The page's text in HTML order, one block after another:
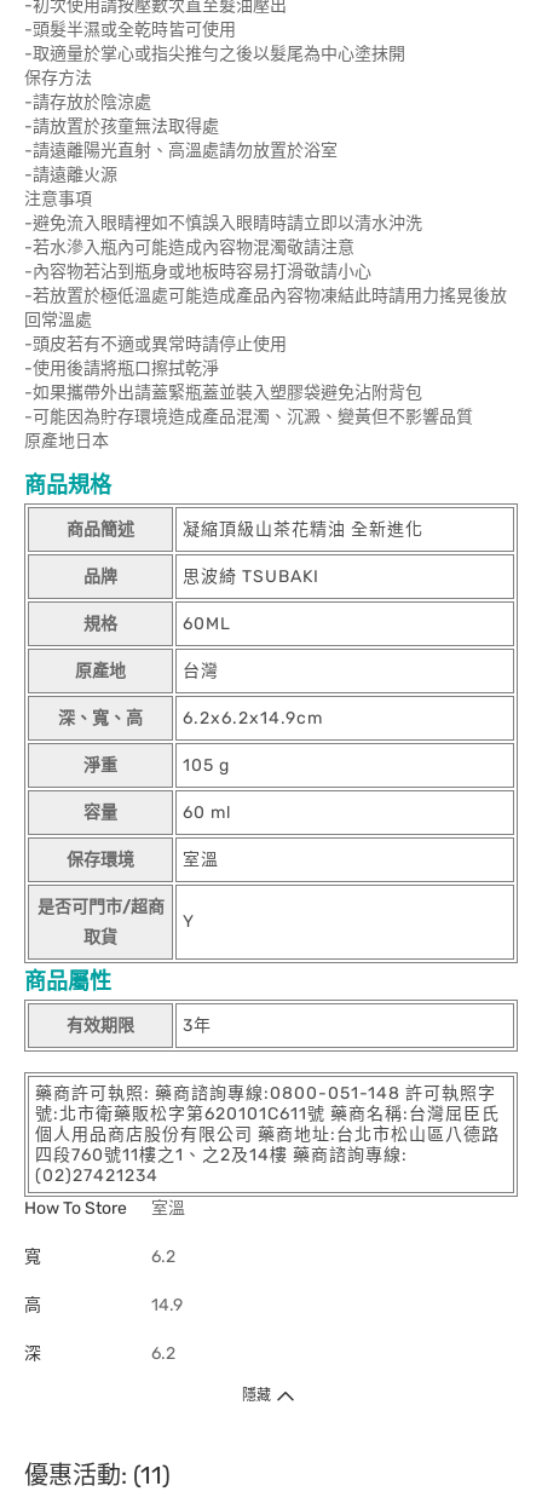
-初次使用請按壓數次直至髮油壓出
-頭髮半濕或全乾時皆可使用
-取適量於掌心或指尖推勻之後以髮尾為中心塗抹開
保存方法
-請存放於陰涼處
-請放置於孩童無法取得處
-請遠離陽光直射、高溫處請勿放置於浴室
-請遠離火源
注意事項
-避免流入眼睛裡如不慎誤入眼睛時請立即以清水沖洗
-若水滲入瓶內可能造成內容物混濁敬請注意
-內容物若沾到瓶身或地板時容易打滑敬請小心
-若放置於極低溫處可能造成產品內容物凍結此時請用力搖晃後放
回常溫處
-頭皮若有不適或異常時請停止使用
-使用後請將瓶口擦拭乾淨
-如果攜帶外出請蓋緊瓶蓋並裝入塑膠袋避免沾附背包
-可能因為貯存環境造成產品混濁、沉澱、變黃但不影響品質
原產地日本
商品規格
商品簡述 凝縮頂級山茶花精油 全新進化
品牌 思波綺 TSUBAKI
規格 60ML
原產地 台灣
深、寬、高 6.2x6.2x14.9cm
淨重 105 g
容量 60 ml
保存環境 室溫
是否可門市/超商
取貨
Y
商品屬性
有效期限 3年
藥商許可執照: 藥商諮詢專線:0800-051-148 許可執照字
號:北市衛藥販松字第620101C611號 藥商名稱:台灣屈臣氏
個人用品商店股份有限公司 藥商地址:台北市松山區八德路
四段760號11樓之1、之2及14樓 藥商諮詢專線:
(02)27421234
How To Store
室溫
寬 6.2
高 14.9
深 6.2
隱藏
優惠活動: (11)